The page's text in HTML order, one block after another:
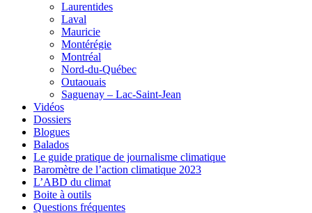
Laurentides
Laval
Mauricie
Montérégie
Montréal
Nord-du-Québec
Outaouais
Saguenay – Lac-Saint-Jean
Vidéos
Dossiers
Blogues
Balados
Le guide pratique de journalisme climatique
Baromètre de l’action climatique 2023
L’ABD du climat
Boite à outils
Questions fréquentes